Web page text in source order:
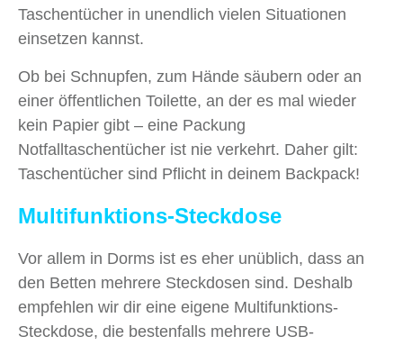
Taschentücher in unendlich vielen Situationen
einsetzen kannst.
Ob bei Schnupfen, zum Hände säubern oder an
einer öffentlichen Toilette, an der es mal wieder
kein Papier gibt – eine Packung
Notfalltaschentücher ist nie verkehrt. Daher gilt:
Taschentücher sind Pflicht in deinem Backpack!
Multifunktions-Steckdose
Vor allem in Dorms ist es eher unüblich, dass an
den Betten mehrere Steckdosen sind. Deshalb
empfehlen wir dir eine eigene Multifunktions-
Steckdose, die bestenfalls mehrere USB-